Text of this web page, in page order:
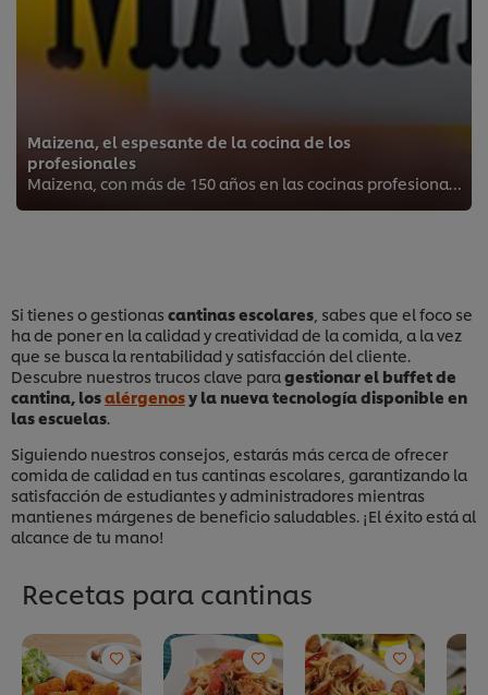
Maizena, el espesante de la cocina de los
profesionales
Maizena, con más de 150 años en las cocinas profesionales, es el espesante de confianza
Si tienes o gestionas cantinas escolares , sabes que el foco se
ha de poner en la calidad y creatividad de la comida, a la vez
que se busca la rentabilidad y satisfacción del cliente.
Descubre nuestros trucos clave paragestionar el buffet de
cantina, losalérgenosy la nueva tecnología disponible en
las escuelas.
Siguiendo nuestros consejos, estarás más cerca de ofrecer
comida de calidad en tus cantinas escolares, garantizando la
satisfacción de estudiantes y administradores mientras
mantienes márgenes de beneficio saludables. ¡El éxito está al
alcance de tu mano!
Recetas para cantinas